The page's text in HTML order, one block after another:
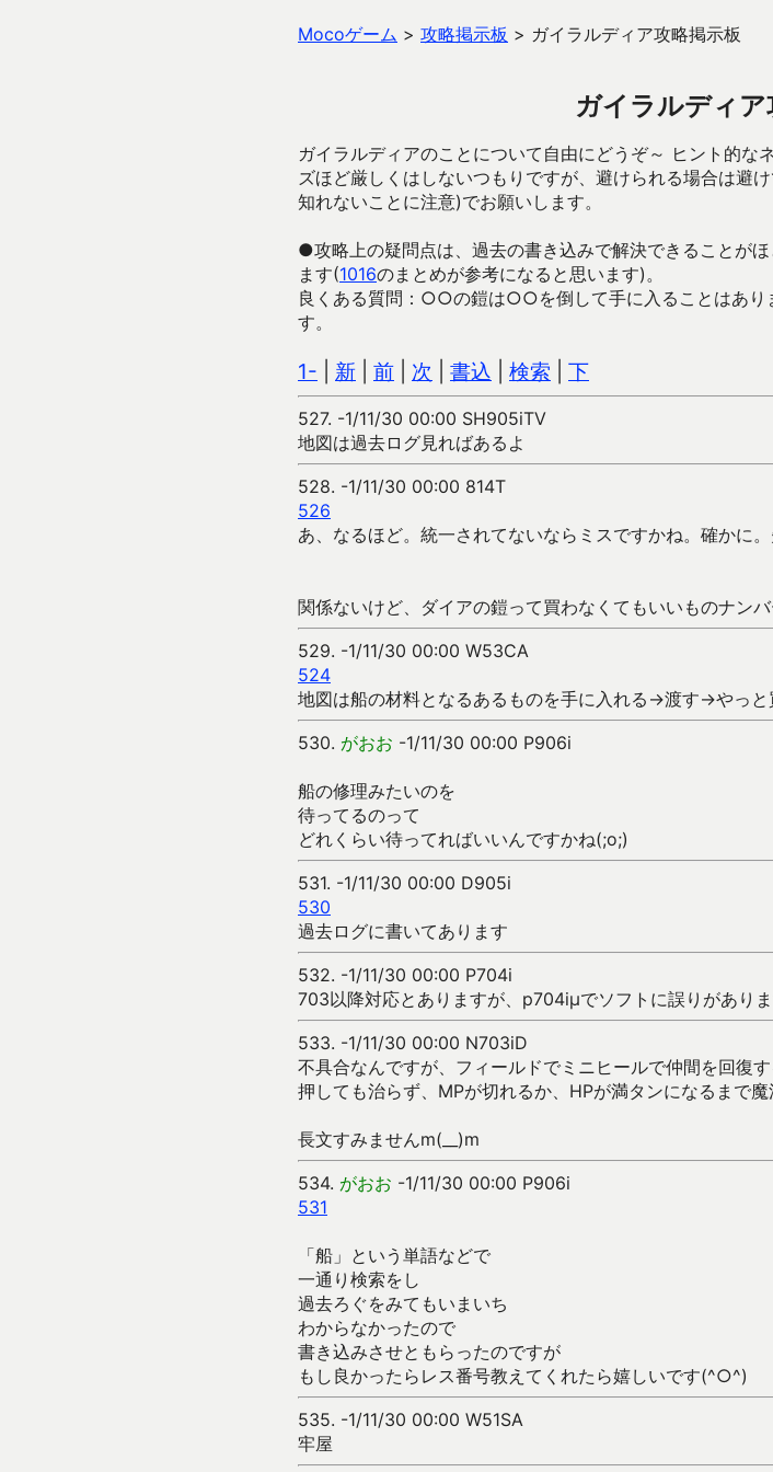
Mocoゲーム > 攻略掲示板 > ガイラルディア攻略掲示板
ガイラルディア
ガイラルディアのことについて自由にどうぞ～ ヒント的な
ズほど厳しくはしないつもりですが、避けられる場合は避
知れないことに注意)でお願いします。
●攻略上の疑問点は、過去の書き込みで解決できることが
ます(1016のまとめが参考になると思います)。
良くある質問：○○の鎧は○○を倒して手に入ることはあり
す。
1- 新 前 次 書込 検索 下
527. -1/11/30 00:00 SH905iTV
地図は過去ログ見ればあるよ
528. -1/11/30 00:00 814T
526
あ、なるほど。統一されてないならミスですかね。確かに。
関係ないけど、ダイアの鎧って買わなくてもいいものナンバ
529. -1/11/30 00:00 W53CA
524
地図は船の材料となるあるものを手に入れる→渡す→やっと
530. がおお -1/11/30 00:00 P906i
船の修理みたいのを
待ってるのって
どれくらい待ってればいいんですかね(;o;)
531. -1/11/30 00:00 D905i
530
過去ログに書いてあります
532. -1/11/30 00:00 P704i
703以降対応とありますが、p704iμでソフトに誤りがあり
533. -1/11/30 00:00 N703iD
不具合なんですが、フィールドでミニヒールで仲間を回復
押しても治らず、MPが切れるか、HPが満タンになるまで
長文すみませんm(__)m
534. がおお -1/11/30 00:00 P906i
531
「船」という単語などで
一通り検索をし
過去ろぐをみてもいまいち
わからなかったので
書き込みさせともらったのですが
もし良かったらレス番号教えてくれたら嬉しいです(^○^)
535. -1/11/30 00:00 W51SA
牢屋